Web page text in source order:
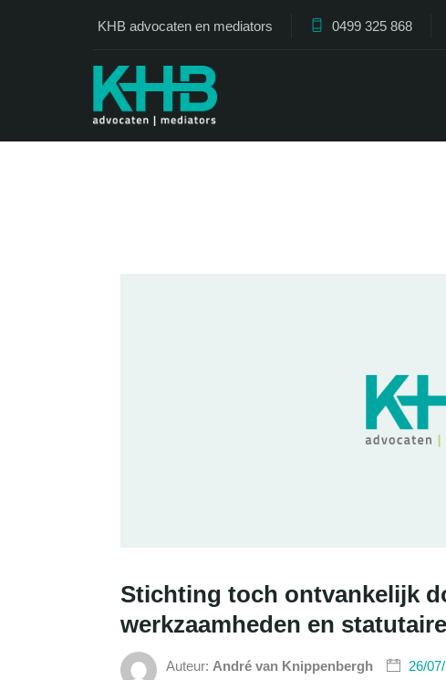
KHB advocaten en mediators 0499 325 868
Stichting toch ontvankelijk
werkzaamheden en
Auteur: André van Knippenbergh 26/